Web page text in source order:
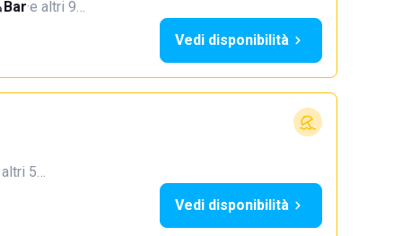
Bar·e altri 9…
Vedi disponibilità
5…
Vedi disponibilità